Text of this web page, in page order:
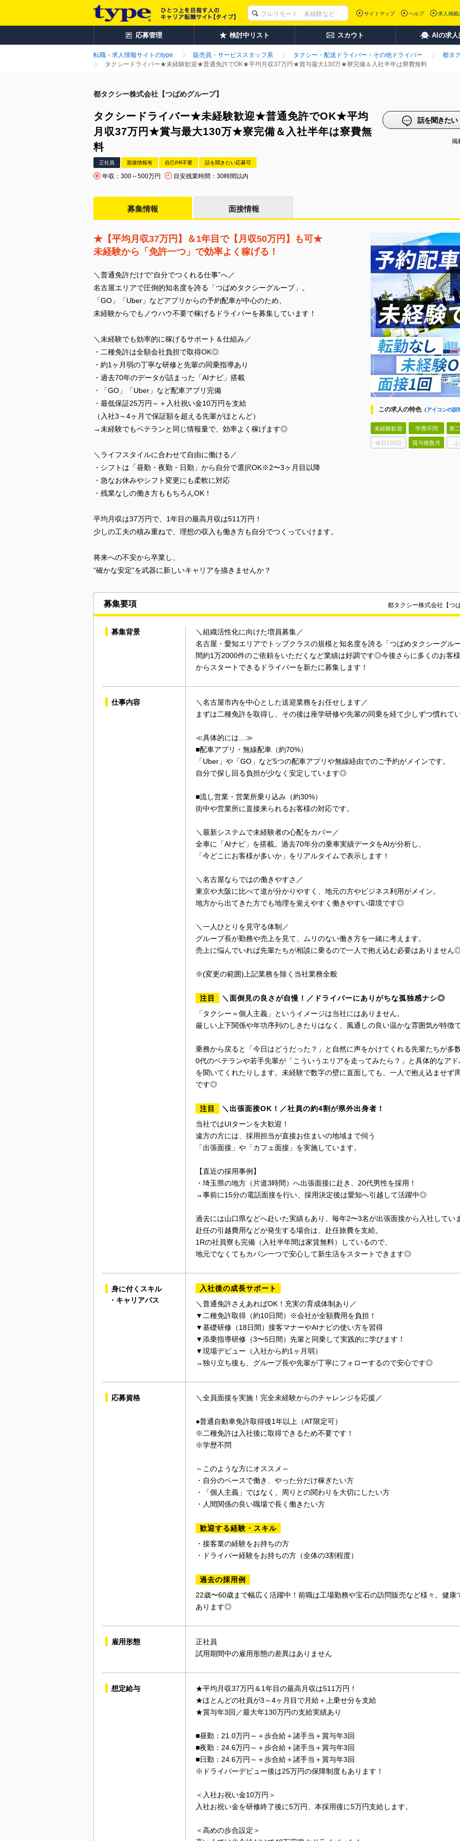
サイトマップ ヘルプ 求人掲載
応募管理 検討中リスト スカウト AIの求人
転職・求人情報サイトのtype 販売員・サービススタッフ系 タクシー・配送ドライバー・その他ドライバー
都タ
タクシードライバー★未経験歓迎★普通免許でOK★平均月収37万円★賞与最大130万★寮完備＆入社半年は寮費無料
都タクシー株式会社【つばめグループ】
タクシードライバー★未経験歓迎★普通免許でOK★平均
月収37万円★賞与最大130万★寮完備＆入社半年は寮費無
料
正社員 面接情報有 自己PR不要 話を聞きたい応募可
年収：300～500万円 目安残業時間：30時間以内
話を聞きたい
掲
募集情報 面接情報
この求人の特色（アイコンの説
未経験歓迎 学歴不問 第
休日120日 賞与複数月
★【平均月収37万円】＆1年目で【月収50万円】も可★
未経験から「免許一つ」で効率よく稼げる！
＼普通免許だけで“自分でつくれる仕事”へ／
名古屋エリアで圧倒的知名度を誇る「つばめタクシーグループ」。
「GO」「Uber」などアプリからの予約配車が中心のため、
未経験からでもノウハウ不要で稼げるドライバーを募集しています！
＼未経験でも効率的に稼げるサポート＆仕組み／
・二種免許は全額会社負担で取得OK◎
・約1ヶ月弱の丁寧な研修と先輩の同乗指導あり
・過去70年のデータが詰まった「AIナビ」搭載
・「GO」「Uber」など配車アプリ完備
・最低保証25万円～＋入社祝い金10万円を支給
（入社3～4ヶ月で保証額を超える先輩がほとんど）
→未経験でもベテランと同じ情報量で、効率よく稼げます◎
＼ライフスタイルに合わせて自由に働ける／
・シフトは「昼勤・夜勤・日勤」から自分で選択OK※2〜3ヶ月目以降
・急なお休みやシフト変更にも柔軟に対応
・残業なしの働き方ももちろんOK！
平均月収は37万円で、1年目の最高月収は511万円！
少しの工夫の積み重ねで、理想の収入も働き方も自分でつくっていけます。
将来への不安から卒業し、
“確かな安定”を武器に新しいキャリアを描きませんか？
募集要項 都タクシー株式会社【つ
募集背景
＼組織活性化に向けた増員募集／
名古屋・愛知エリアでトップクラスの規模と知名度を誇る「つばめタクシーグル
間約1万2000件のご依頼をいただくなど業績は好調です◎今後さらに多くのお客
からスタートできるドライバーを新たに募集します！
仕事内容
＼名古屋市内を中心とした送迎業務をお任せします／
まずは二種免許を取得し、その後は座学研修や先輩の同乗を経て少しずつ慣れて
≪具体的には…≫
■配車アプリ・無線配車（約70%）
「Uber」や「GO」など5つの配車アプリや無線経由でのご予約がメインです。
自分で探し回る負担が少なく安定しています◎
■流し営業・営業所乗り込み（約30%）
街中や営業所に直接来られるお客様の対応です。
＼最新システムで未経験者の心配をカバー／
全車に「AIナビ」を搭載。過去70年分の乗車実績データをAIが分析し、
「今どこにお客様が多いか」をリアルタイムで表示します！
＼名古屋ならではの働きやすさ／
東京や大阪に比べて道が分かりやすく、地元の方やビジネス利用がメイン。
地方から出てきた方でも地理を覚えやすく働きやすい環境です◎
＼一人ひとりを見守る体制／
グループ長が勤務や売上を見て、ムリのない働き方を一緒に考えます。
売上に悩んでいれば先輩たちが相談に乗るので一人で抱え込む必要はありません
※(変更の範囲)上記業務を除く当社業務全般
注目
＼面倒見の良さが自慢！／ドライバーにありがちな孤独感ナシ◎
「タクシー＝個人主義」というイメージは当社にはありません。
厳しい上下関係や年功序列のしきたりはなく、風通しの良い温かな雰囲気が特徴
乗務から戻ると「今日はどうだった？」と自然に声をかけてくれる先輩たちが多
0代のベテランや若手先輩が「こういうエリアを走ってみたら？」と具体的なア
を聞いてくれたりします。未経験で数字の壁に直面しても、一人で抱え込ませず
です◎
注目
＼出張面接OK！／社員の約4割が県外出身者！
当社ではUIターンを大歓迎！
遠方の方には、採用担当が直接お住まいの地域まで伺う
「出張面接」や「カフェ面接」を実施しています。
【直近の採用事例】
・埼玉県の地方（片道3時間）へ出張面接に赴き、20代男性を採用！
→事前に15分の電話面接を行い、採用決定後は愛知へ引越して活躍中◎
過去には山口県などへ赴いた実績もあり、毎年2〜3名が出張面接から入社してい
赴任の引越費用などが発生する場合は、赴任旅費を支給。
1Rの社員寮も完備（入社半年間は家賃無料）しているので、
地元でなくてもカバン一つで安心して新生活をスタートできます◎
身に付くスキル
・キャリアパス
入社後の成長サポート
＼普通免許さえあればOK！充実の育成体制あり／
▼二種免許取得（約10日間）※会社が全額費用を負担！
▼基礎研修（18日間）接客マナーやAIナビの使い方を習得
▼添乗指導研修（3〜5日間）先輩と同乗して実践的に学びます！
▼現場デビュー（入社から約1ヶ月弱）
→独り立ち後も、グループ長や先輩が丁寧にフォローするので安心です◎
応募資格 ＼全員面接を実施！完全未経験からのチャレンジを応援／
●普通自動車免許取得後1年以上（AT限定可）
※二種免許は入社後に取得できるため不要です！
※学歴不問
～このような方にオススメ～
・自分のペースで働き、やった分だけ稼ぎたい方
・「個人主義」ではなく、周りとの関わりを大切にしたい方
・人間関係の良い職場で長く働きたい方
歓迎する経験・スキル
・接客業の経験をお持ちの方
・ドライバー経験をお持ちの方（全体の3割程度）
過去の採用例
22歳〜60歳まで幅広く活躍中！前職は工場勤務や宝石の訪問販売など様々。健
あります◎
雇用形態
正社員
試用期間中の雇用形態の差異はありません
想定給与
★平均月収37万円＆1年目の最高月収は511万円！
★ほとんどの社員が3～4ヶ月目で月給＋上乗せ分を支給
★賞与年3回／最大年130万円の支給実績あり
■昼勤：21.0万円～＋歩合給＋諸手当＋賞与年3回
■夜勤：24.6万円～＋歩合給＋諸手当＋賞与年3回
■日勤：24.6万円～＋歩合給＋諸手当＋賞与年3回
※ドライバーデビュー後は25万円の保障制度もあります！
＜入社お祝い金10万円＞
入社お祝い金を研修終了後に5万円、本採用後に5万円支給します。
＜高めの歩合設定＞